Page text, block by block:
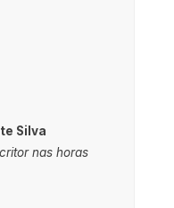
Silva
nas horas